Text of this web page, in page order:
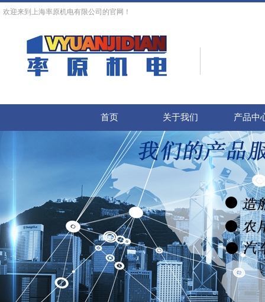
欢迎来到上海率原机电有限公司的官网！
首页 关于我们 产品中